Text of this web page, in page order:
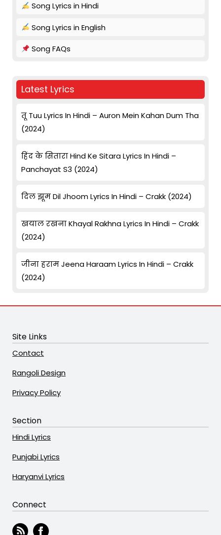
Song Lyrics in Hindi
Song Lyrics in English
Song FAQs
Latest Lyrics
तू Tuu Lyrics In Hindi – Auron Mein Kahan Dum Tha
(2024)
हिंद के सितारा Hind Ke Sitara Lyrics In Hindi –
Panchayat S3 (2024)
दिल झूम Dil Jhoom Lyrics In Hindi – Crakk (2024)
खयाल रखना Khayal Rakhna Lyrics In Hindi – Crakk
(2024)
जीना हराम Jeena Haraam Lyrics In Hindi – Crakk
(2024)
Site Links
Contact
Rangoli Design
Privacy Policy
Section
Hindi Lyrics
Punjabi Lyrics
Haryanvi Lyrics
Connect